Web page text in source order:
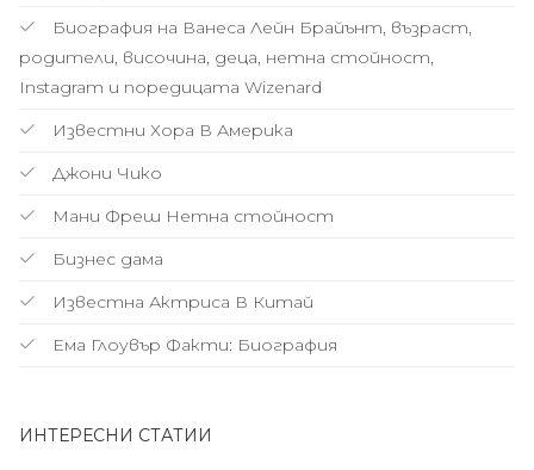
Биография на Ванеса Лейн Брайънт, възраст,
родители, височина, деца, нетна стойност,
Instagram и поредицата Wizenard
Известни Хора В Америка
Джони Чико
Мани Фреш Нетна стойност
Бизнес дама
Известна Актриса В Китай
Ема Глоувър Факти: Биография
ИНТЕРЕСНИ СТАТИИ